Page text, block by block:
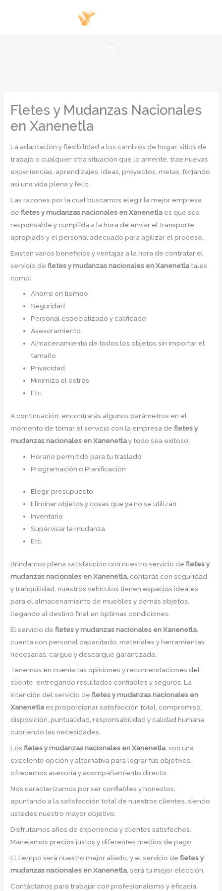
Fletes y Mudanzas Nacionales
en Xanenetla
La adaptación y flexibilidad a los cambios de hogar, sitios de
trabajo o cualquier otra situación que lo amerite, trae nuevas
experiencias, aprendizajes, ideas, proyectos, metas, forjando
así una vida plena y feliz.
Las razones por la cual buscamos elegir la mejor empresa
de fletes y mudanzas nacionales en Xanenetla es que sea
responsable y cumplida a la hora de enviar el transporte
apropiado y el personal adecuado para agilizar el proceso.
Existen varios beneficios y ventajas a la hora de contratar el
servicio defletes y mudanzas nacionales en Xanenetla tales
como:
Ahorro en tiempo
Seguridad
Personal especializado y calificado
Asesoramiento
Almacenamiento de todos los objetos sin importar el
tamaño
Privacidad
Minimiza el estrés
Etc.
A continuación, encontrarás algunos parámetros en el
momento de tomar el servicio con la empresa defletes y
mudanzas nacionales en Xanenetlay todo sea exitoso:
Horario permitido para tu traslado
Programación o Planificación
Elegir presupuesto
Eliminar objetos y cosas que ya no se utilizan
Inventario
Supervisar la mudanza
Etc.
Brindamos plena satisfacción con nuestro servicio defletes y
mudanzas nacionales en Xanenetla, contarás con seguridad
y tranquilidad, nuestros vehículos tienen espacios ideales
para el almacenamiento de muebles y demás objetos,
llegando al destino final en óptimas condiciones.
El servicio defletes y mudanzas nacionales en Xanenetla
cuenta con personal capacitado, materiales y herramientas
necesarias, cargue y descargue garantizado.
Tenemos en cuenta las opiniones y recomendaciones del
cliente, entregando resultados confiables y seguros. La
intención del servicio defletes y mudanzas nacionales en
Xanenetla es proporcionar satisfacción total, compromiso,
disposición, puntualidad, responsabilidad y calidad humana
cubriendo las necesidades.
Losfletes y mudanzas nacionales en Xanenetla, son una
excelente opción y alternativa para lograr tus objetivos,
ofrecemos asesoría y acompañamiento directo.
Nos caracterizamos por ser confiables y honestos,
apuntando a la satisfacción total de nuestros clientes, siendo
ustedes nuestro mayor objetivo.
Disfrutamos años de experiencia y clientes satisfechos.
Manejamos precios justos y diferentes medios de pago
El tiempo será nuestro mejor aliado, y el servicio defletes y
mudanzas nacionales en Xanenetla , será tu mejor elección.
Contáctanos para trabajar con profesionalismo y eficacia.